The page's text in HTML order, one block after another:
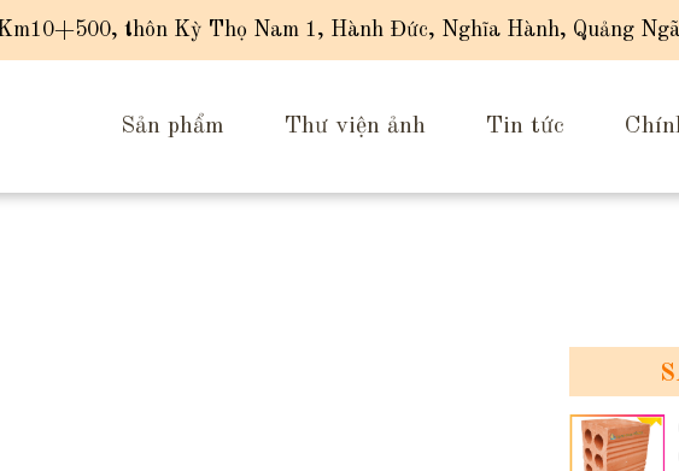
Km10+500, thôn Kỳ Thọ Nam 1, Hành Đức, Nghĩa Hành, Quảng
Sản phẩm Thư viện ảnh Tin tức